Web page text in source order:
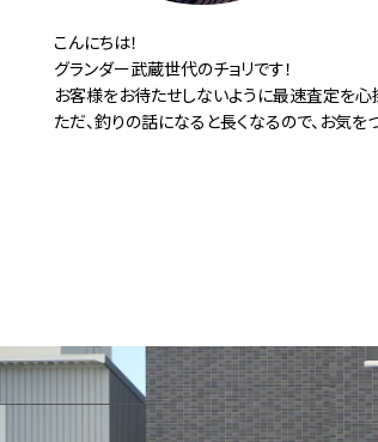
こんにちは！
グランダー武蔵世代のチョリです！
お客様をお待たせしないように最速査定を心
ただ、釣りの話になると長くなるので、お気